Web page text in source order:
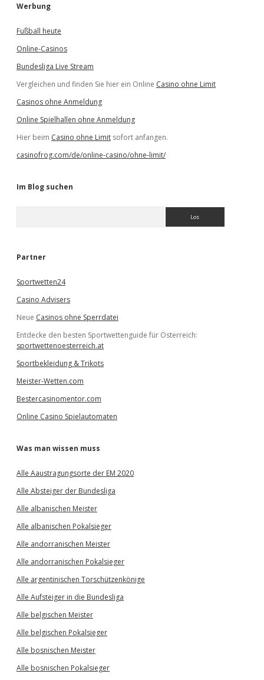
Werbung
Fußball heute
Online-Casinos
Bundesliga Live Stream
Vergleichen und finden Sie hier ein Online Casino ohne Limit
Casinos ohne Anmeldung
Online Spielhallen ohne Anmeldung
Hier beim Casino ohne Limit sofort anfangen.
casinofrog.com/de/online-casino/ohne-limit/
Im Blog suchen
e
Partner
Sportwetten24
Casino Advisers
Neue Casinos ohne Sperrdatei
Entdecke den besten Sportwettenguide für Österreich:
sportwettenoesterreich.at
Sportbekleidung & Trikots
Meister-Wetten.com
Bestercasinomentor.com
Online Casino Spielautomaten
Was man wissen muss
Alle Aaustragungsorte der EM 2020
Alle Absteiger der Bundesliga
Alle albanischen Meister
Alle albanischen Pokalsieger
Alle andorranischen Meister
Alle andorranischen Pokalsieger
Alle argentinischen Torschützenkönige
Alle Aufsteiger in die Bundesliga
Alle belgischen Meister
Alle belgischen Pokalsieger
Alle bosnischen Meister
Alle bosnischen Pokalsieger